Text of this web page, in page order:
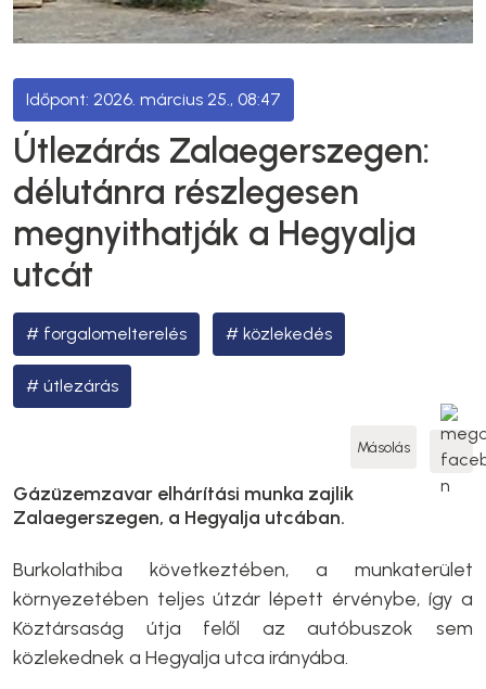
2026. március 25., 08:47
Útlezárás Zalaegerszegen:
délutánra részlegesen
megnyithatják a Hegyalja
utcát
forgalomelterelés közlekedés
útlezárás
Másolás
Gázüzemzavar elhárítási munka zajlik
Zalaegerszegen, a Hegyalja utcában.
Burkolathiba következtében, a munkaterület
környezetében teljes útzár lépett érvénybe, így a
Köztársaság útja felől az autóbuszok sem
közlekednek a Hegyalja utca irányába.